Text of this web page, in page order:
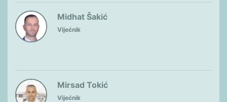
Midhat Šakić
Vijećnik
Mirsad Tokić
Vijećnik